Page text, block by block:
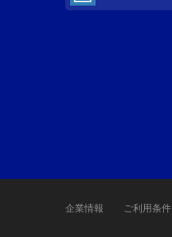
企業情報 ご利用条件